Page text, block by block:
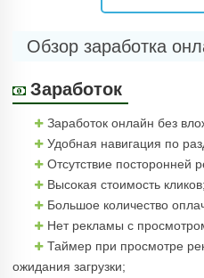
Обзор заработка
Заработок
Заработок онлайн без
Удобная навигация по
Отсутствие посторонней
Высокая стоимость кликов;
Большое количество
Нет рекламы с
Таймер при просмотре
ожидания загрузки;